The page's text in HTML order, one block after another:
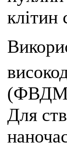
клітин
Для